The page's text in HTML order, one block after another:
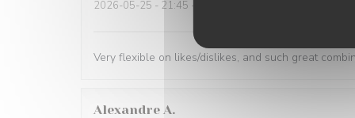
2026-05-25 - 21:45 - guests 1
Very flexible on likes/dislikes, and such great
Alexandre A